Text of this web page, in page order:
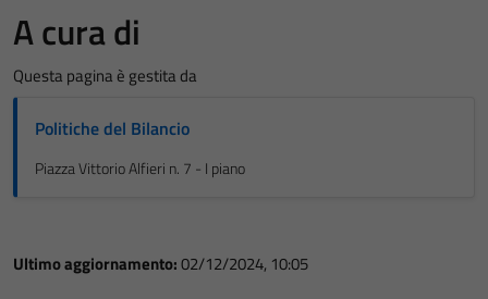
A cura di
Questa pagina è gestita da
Politiche del Bilancio
Piazza Vittorio Alfieri n. 7 - I piano
Ultimo aggiornamento:02/12/2024, 10:05